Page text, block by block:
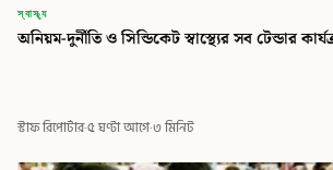
স্বাস্থ্য
অনিয়ম-দুর্নীতি ও সিন্ডিকেট স্বাস্থ্যের সব টেন্ডার
স্টাফ রিপোর্টার·৫ ঘণ্টা আগে·৩ মিনিট